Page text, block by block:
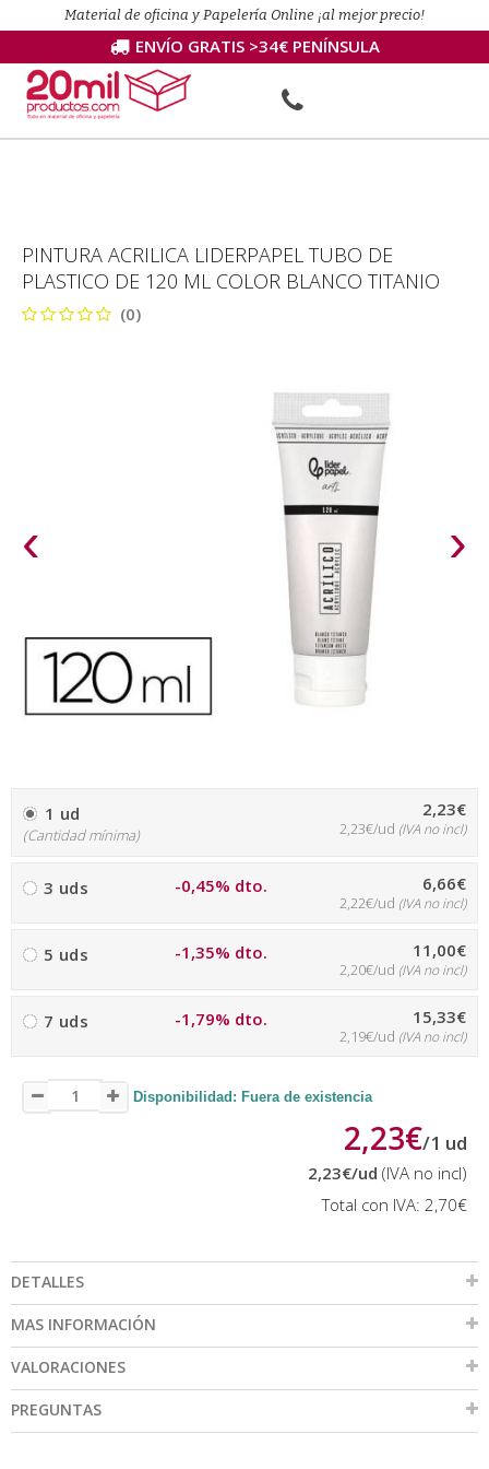
Material de oficina y Papelería Online ¡al mejor precio!
ENVÍO GRATIS >34€ PENÍNSULA
PINTURA ACRILICA LIDERPAPEL TUBO DE
PLASTICO DE 120 ML COLOR BLANCO TITANIO
(0)
‹ ›
1 ud
(Cantidad mínima)
2,23€
2,23€/ud (IVA no incl)
3 uds -0,45% dto. 6,66€
2,22€/ud (IVA no incl)
5 uds -1,35% dto. 11,00€
2,20€/ud (IVA no incl)
7 uds -1,79% dto. 15,33€
2,19€/ud (IVA no incl)
Disponibilidad: Fuera de existencia
2,23€/1 ud
2,23€/ud (IVA no incl)
Total con IVA: 2,70€
DETALLES
MAS INFORMACIÓN
VALORACIONES
PREGUNTAS